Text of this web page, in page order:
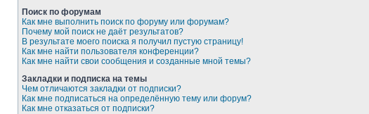
Поиск по форумам
Как мне выполнить поиск по форуму или форумам?
Почему мой поиск не даёт результатов?
В результате моего поиска я получил пустую страницу!
Как мне найти пользователя конференции?
Как мне найти свои сообщения и созданные мной темы?
Закладки и подписка на темы
Чем отличаются закладки от подписки?
Как мне подписаться на определённую тему или форум?
Как мне отказаться от подписки?